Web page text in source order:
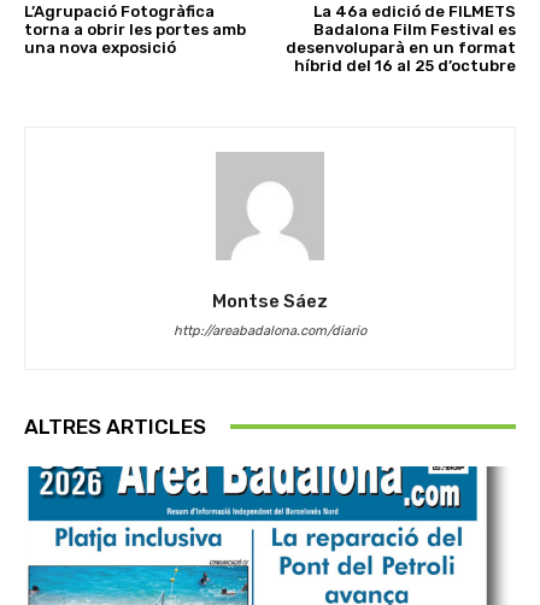
L’Agrupació Fotogràfica
torna a obrir les portes amb
una nova exposició
La 46a edició de FILMETS
Badalona Film Festival es
desenvoluparà en un format
híbrid del 16 al 25 d’octubre
Montse Sáez
http://areabadalona.com/diario
ALTRES ARTICLES